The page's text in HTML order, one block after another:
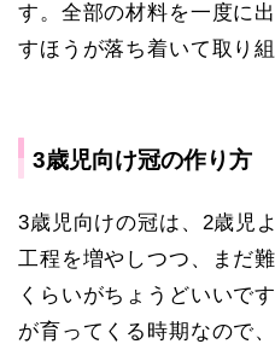
す。全部の材料を一度に
すほうが落ち着いて取り
3歳児向け冠の作り方
3歳児向けの冠は、2歳児
工程を増やしつつ、まだ
くらいがちょうどいいで
が育ってくる時期なので